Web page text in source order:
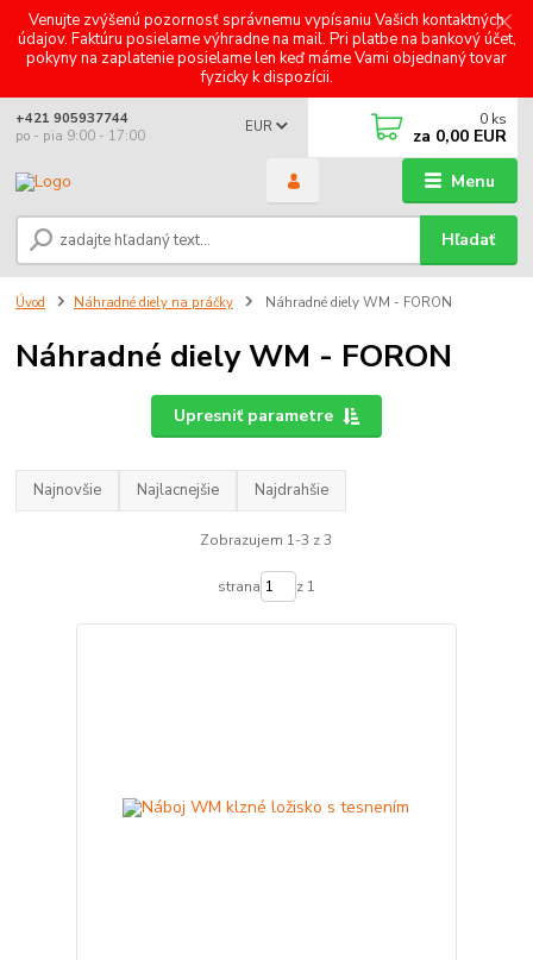
Venujte zvýšenú pozornosť správnemu vypísaniu Vašich kontaktných
údajov. Faktúru posielame výhradne na mail. Pri platbe na bankový účet,
pokyny na zaplatenie posielame len keď máme Vami objednaný tovar
fyzicky k dispozícii.
Menu
EUR
Hľadať
+421 905937744
po - pia 9:00 - 17:00
0 ks
za 0,00 EUR
Úvod Náhradné diely na práčky Náhradné diely WM - FORON
Náhradné diely WM - FORON
Upresniť parametre
Najnovšie Najlacnejšie Najdrahšie
Zobrazujem 1-3 z 3
strana z 1